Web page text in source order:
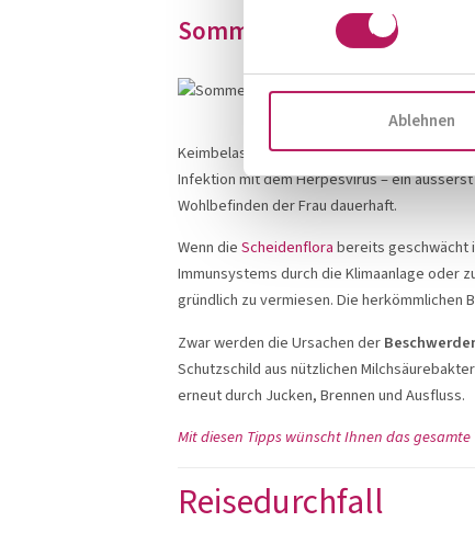
Ablehnen
Sommer, Sonne,
Keimbelastung durchbrechen selbst den
Infektion mit dem Herpesvirus – ein
Wohlbefinden der Frau dauerhaft.
Wenn dieScheidenflorabereits geschwächt
Immunsystems durch die Klimaanlage oder
gründlich zu vermiesen. Die
Zwar werden die Ursachen der
Schutzschild aus nützlichen
erneut durch Jucken, Brennen und Ausfluss.
Mit diesen Tipps wünscht Ihnen das
Reisedurchfall